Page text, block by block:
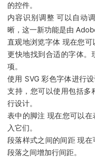
的控件。
内容识别调整 可以自动
晰，这一新功能是由
直观地浏览字体 现在您可
更快地找到合适的字体。
项。
使用 SVG 彩色字体进行
支持，您可以使用包括多
行设计。
表中的脚注 现在您可以
入它们。
段落样式之间的间距 现
段落之间增加行间距。